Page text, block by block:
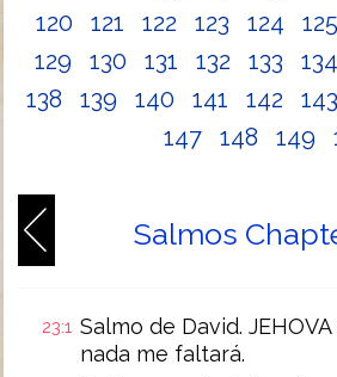
120
121 122 123 124 125
129
130 131 132 133 134
138
139 140 141 142 143
147
148 149
Salmos
23:1 Salmo de David.
nada me faltará.